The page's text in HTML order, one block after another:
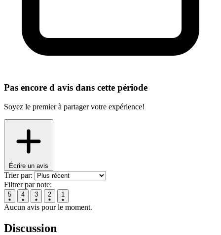
Pas encore d avis dans cette période
Soyez le premier à partager votre expérience!
Écrire un avis
Trier par:
Filtrer par note:
5 4 3 2 1
Aucun avis pour le moment.
Discussion